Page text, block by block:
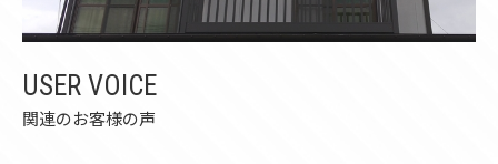
USER VOICE
関連のお客様の声